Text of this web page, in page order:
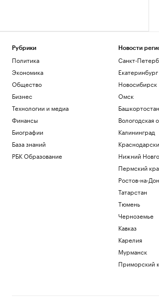
Рубрики
Политика
Экономика
Общество
Бизнес
Технологии и медиа
Финансы
Биографии
База знаний
РБК Образование
Новости
Санкт-
Екатеринбург
Новосибирск
Омск
Башкортостан
Вологодская
Калининград
Нижний
Пермский
Ростов-на-
Татарстан
Тюмень
Черноземье
Кавказ
Карелия
Мурманск
Приморский